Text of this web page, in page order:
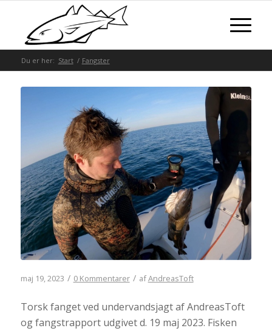
Du er her: Start / Fangster
maj 19, 2023 / 0 Kommentarer / afAndreasToft
Torsk fanget ved undervandsjagt af AndreasToft
og fangstrapport udgivet d. 19 maj 2023. Fisken